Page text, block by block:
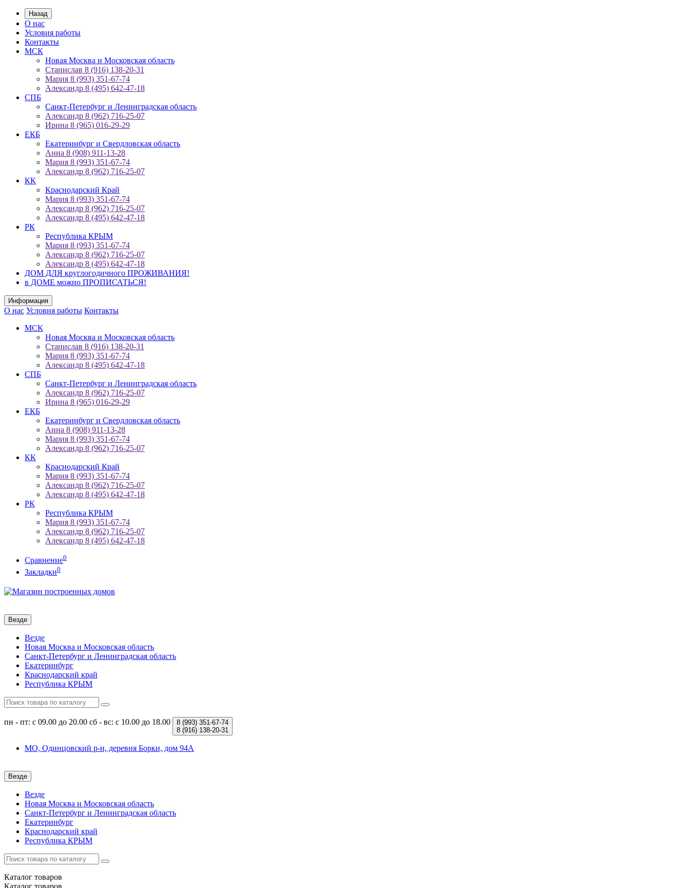
Назад
О нас
Условия работы
Контакты
МСК
Новая Москва и Московская область
Станислав 8 (916) 138-20-31
Мария 8 (993) 351-67-74
Александр 8 (495) 642-47-18
СПБ
Санкт-Петербург и Ленинградская область
Александр 8 (962) 716-25-07
Ирина 8 (965) 016-29-29
ЕКБ
Екатеринбург и Свердловская область
Анна 8 (908) 911-13-28
Мария 8 (993) 351-67-74
Александр 8 (962) 716-25-07
КК
Краснодарский Край
Мария 8 (993) 351-67-74
Александр 8 (962) 716-25-07
Александр 8 (495) 642-47-18
РК
Республика КРЫМ
Мария 8 (993) 351-67-74
Александр 8 (962) 716-25-07
Александр 8 (495) 642-47-18
ДОМ ДЛЯ круглогодичного ПРОЖИВАНИЯ!
в ДОМЕ можно ПРОПИСАТЬСЯ!
Информация
О нас Условия работы Контакты
МСК
Новая Москва и Московская область
Станислав 8 (916) 138-20-31
Мария 8 (993) 351-67-74
Александр 8 (495) 642-47-18
СПБ
Санкт-Петербург и Ленинградская область
Александр 8 (962) 716-25-07
Ирина 8 (965) 016-29-29
ЕКБ
Екатеринбург и Свердловская область
Анна 8 (908) 911-13-28
Мария 8 (993) 351-67-74
Александр 8 (962) 716-25-07
КК
Краснодарский Край
Мария 8 (993) 351-67-74
Александр 8 (962) 716-25-07
Александр 8 (495) 642-47-18
РК
Республика КРЫМ
Мария 8 (993) 351-67-74
Александр 8 (962) 716-25-07
Александр 8 (495) 642-47-18
Сравнение0
Закладки0
Везде
Везде
Новая Москва и Московская область
Санкт-Петербург и Ленинградская область
Екатеринбург
Краснодарский край
Республика КРЫМ
пн - пт: с 09.00 до 20.00 сб - вс: с 10.00 до 18.00 8 (993) 351-67-74
8 (916) 138-20-31
МО, Одинцовский р-н, деревня Борки, дом 94А
Везде
Везде
Новая Москва и Московская область
Санкт-Петербург и Ленинградская область
Екатеринбург
Краснодарский край
Республика КРЫМ
Каталог товаров
Каталог товаров